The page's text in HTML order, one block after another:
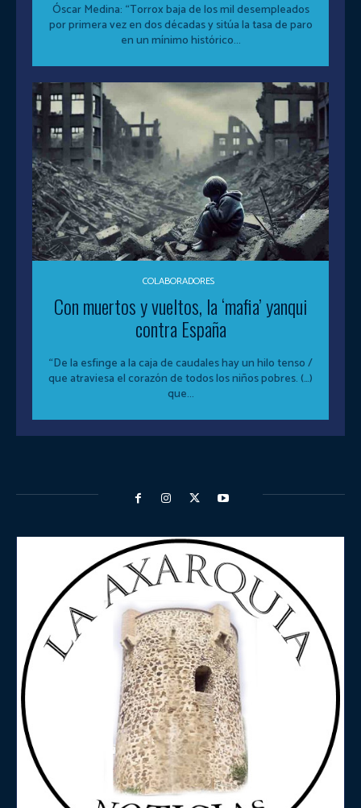
Óscar Medina: “Torrox baja de los mil desempleados
por primera vez en dos décadas y sitúa la tasa de paro
en un mínimo histórico...
COLABORADORES
Con muertos y vueltos, la ‘mafia’ yanqui
contra España
“De la esfinge a la caja de caudales hay un hilo tenso /
que atraviesa el corazón de todos los niños pobres. (…)
que...